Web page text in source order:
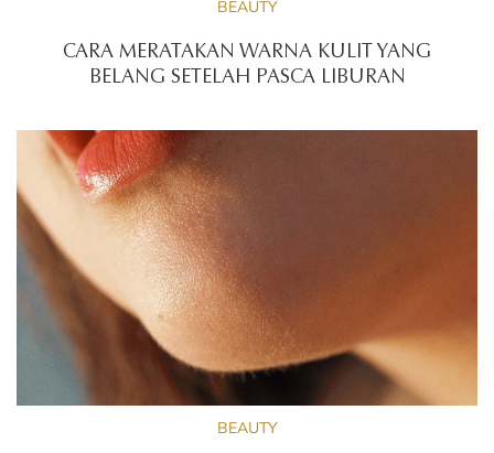
BEAUTY
CARA MERATAKAN WARNA KULIT YANG
BELANG SETELAH PASCA LIBURAN
BEAUTY